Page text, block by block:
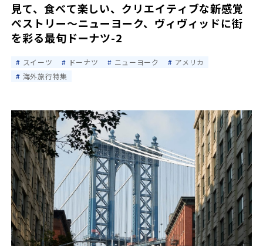
見て、食べて楽しい、クリエイティブな新感覚
ペストリー〜ニューヨーク、ヴィヴィッドに街
を彩る最旬ドーナツ-2
スイーツ ドーナツ ニューヨーク
アメリカ
海外旅行特集